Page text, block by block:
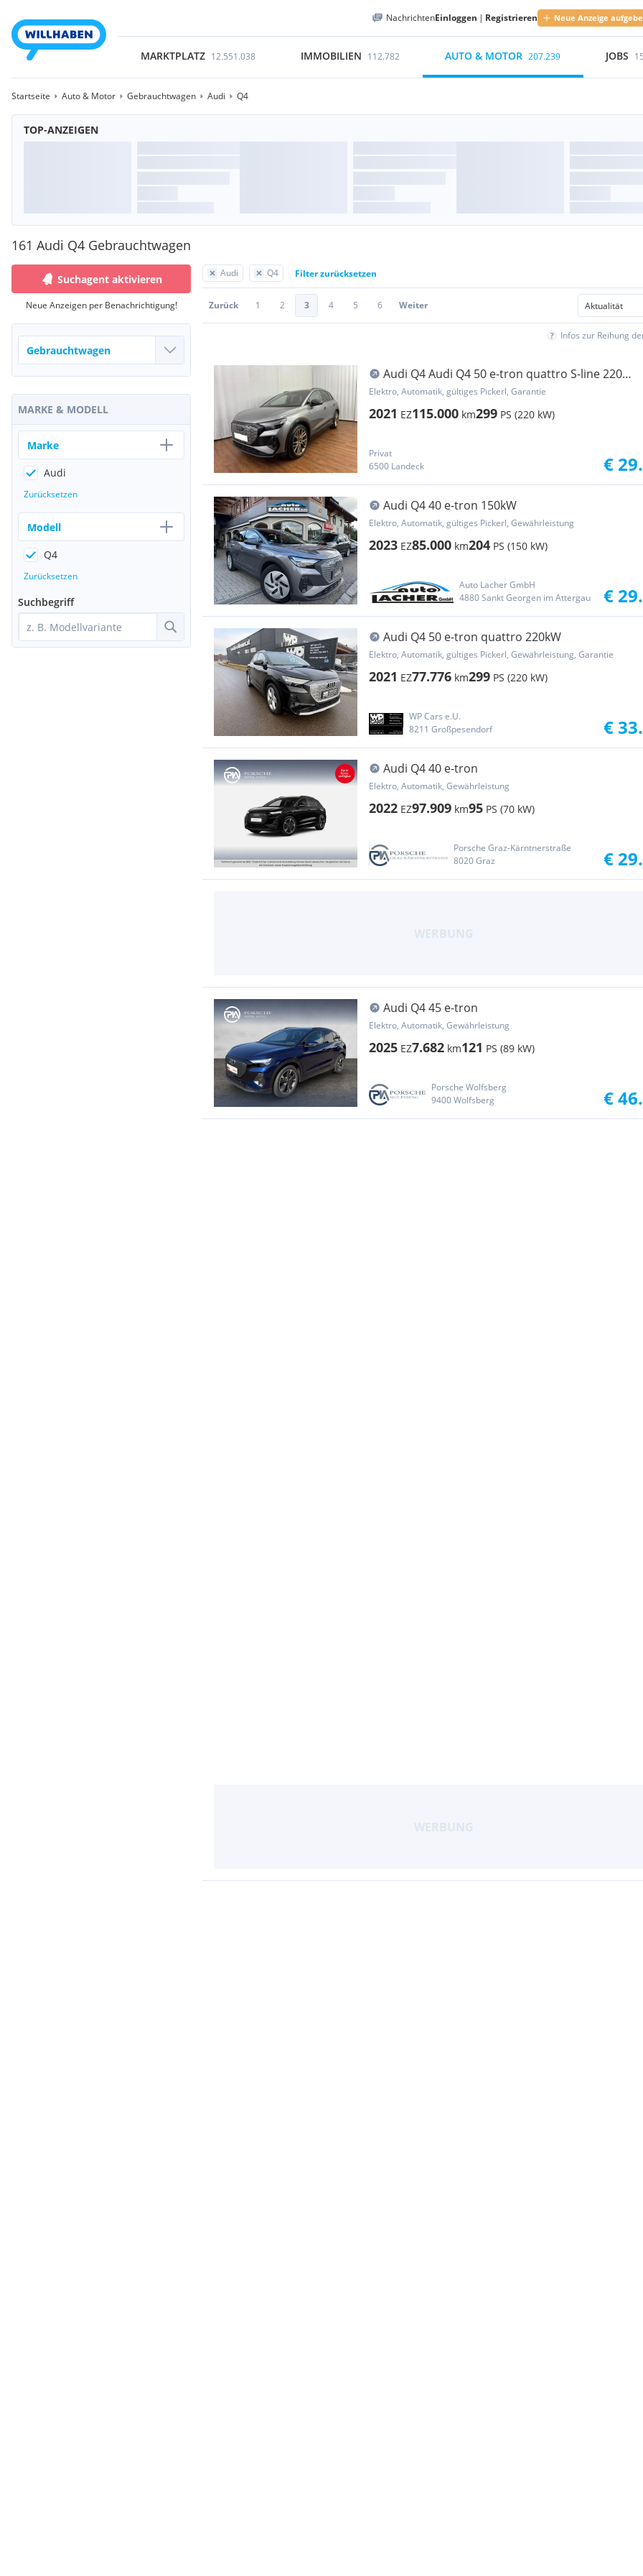
NachrichtenEinloggen | Registrieren Neue Anzeige
MARKTPLATZ 12.551.038 IMMOBILIEN 112.782 AUTO & MOTOR 207.239 JOBS
Startseite Auto & Motor Gebrauchtwagen Audi Q4
TOP-ANZEIGEN
161 Audi Q4 Gebrauchtwagen
Audi Q4 Filter zurücksetzen
Zurück 1 2 3 4 5 6 Weiter
Infos zur Reihung
Audi Q4 Audi Q4 50 e-tron quattro S-line 220
kW
Elektro, Automatik, gültiges Pickerl, Garantie
2021 EZ115.000 km299 PS (220 kW)
Privat
6500 Landeck
€
Audi Q4 40 e-tron 150kW
Elektro, Automatik, gültiges Pickerl, Gewährleistung
2023 EZ85.000 km204 PS (150 kW)
Auto Lacher GmbH
4880 Sankt Georgen im Attergau
€
Audi Q4 50 e-tron quattro 220kW
Elektro, Automatik, gültiges Pickerl, Gewährleistung, Garantie
2021 EZ77.776 km299 PS (220 kW)
WP Cars e.U.
8211 Großpesendorf
€
Audi Q4 40 e-tron
Elektro, Automatik, Gewährleistung
2022 EZ97.909 km95 PS (70 kW)
Porsche Graz-Kärntnerstraße
8020 Graz
€
Audi Q4 45 e-tron
Elektro, Automatik, Gewährleistung
2025 EZ7.682 km121 PS (89 kW)
Porsche Wolfsberg
9400 Wolfsberg
€
Suchagent aktivieren
Neue Anzeigen per Benachrichtigung!
MARKE & MODELL
Marke
Audi
Zurücksetzen
Modell
Q4
Zurücksetzen
Suchbegriff